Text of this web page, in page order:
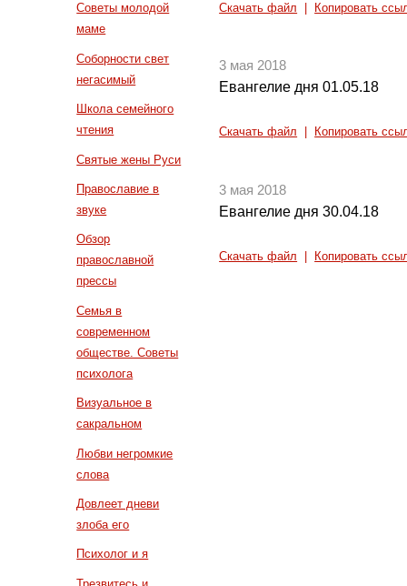
Советы молодой
маме
Соборности свет
негасимый
Школа семейного
чтения
Святые жены Руси
Православие в
звуке
Обзор
православной
прессы
Семья в
современном
обществе. Советы
психолога
Визуальное в
сакральном
Любви негромкие
слова
Довлеет дневи
злоба его
Психолог и я
Скачать файл Копировать
3 мая 2018
Евангелие дня 01.05.18
Скачать файл Копировать
3 мая 2018
Евангелие дня 30.04.18
Скачать файл Копировать